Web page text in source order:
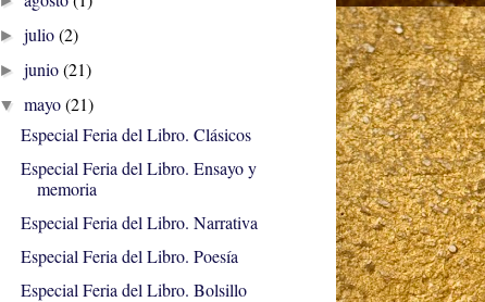
►julio(2)
►junio(21)
▼mayo(21)
Especial Feria del Libro. Clásicos
Especial Feria del Libro. Ensayo y
memoria
Especial Feria del Libro. Narrativa
Especial Feria del Libro. Poesía
Especial Feria del Libro. Bolsillo